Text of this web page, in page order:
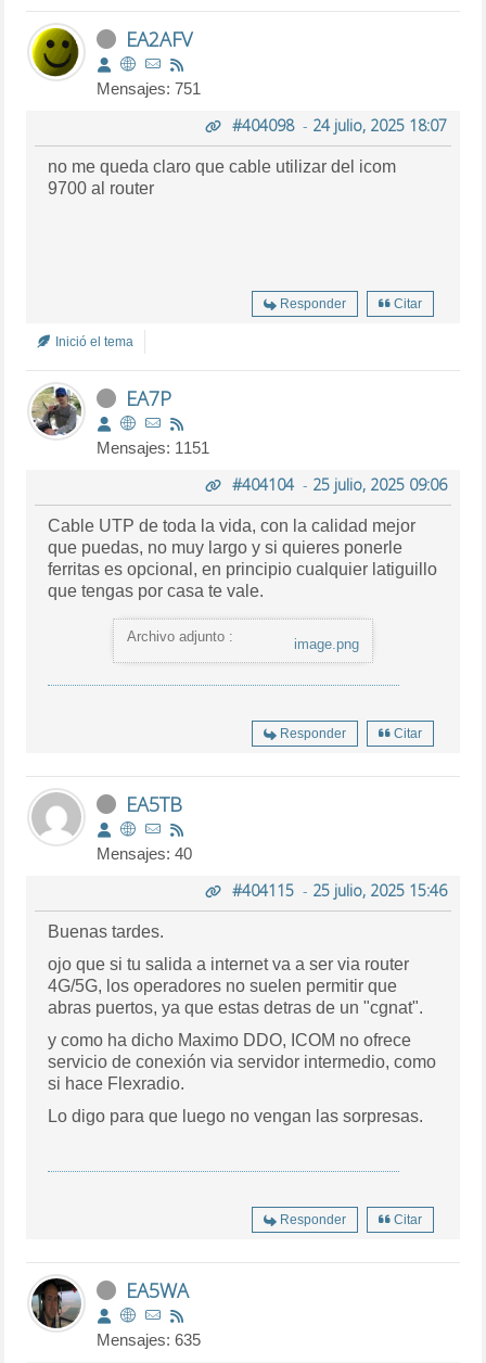
EA2AFV
Mensajes: 751
#404098- 24 julio, 2025 18:07
no me queda claro que cable utilizar del icom
9700 al router
Responder Citar
Inició el tema
EA7P
Mensajes: 1151
#404104- 25 julio, 2025 09:06
Cable UTP de toda la vida, con la calidad mejor
que puedas, no muy largo y si quieres ponerle
ferritas es opcional, en principio cualquier latiguillo
que tengas por casa te vale.
Archivo adjunto : image.png
Responder Citar
EA5TB
Mensajes: 40
#404115- 25 julio, 2025 15:46
Buenas tardes.
ojo que si tu salida a internet va a ser via router
4G/5G, los operadores no suelen permitir que
abras puertos, ya que estas detras de un "cgnat".
y como ha dicho Maximo DDO, ICOM no ofrece
servicio de conexión via servidor intermedio, como
si hace Flexradio.
Lo digo para que luego no vengan las sorpresas.
Responder Citar
EA5WA
Mensajes: 635